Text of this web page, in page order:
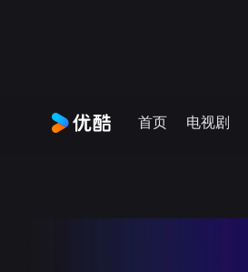
首页 电视剧